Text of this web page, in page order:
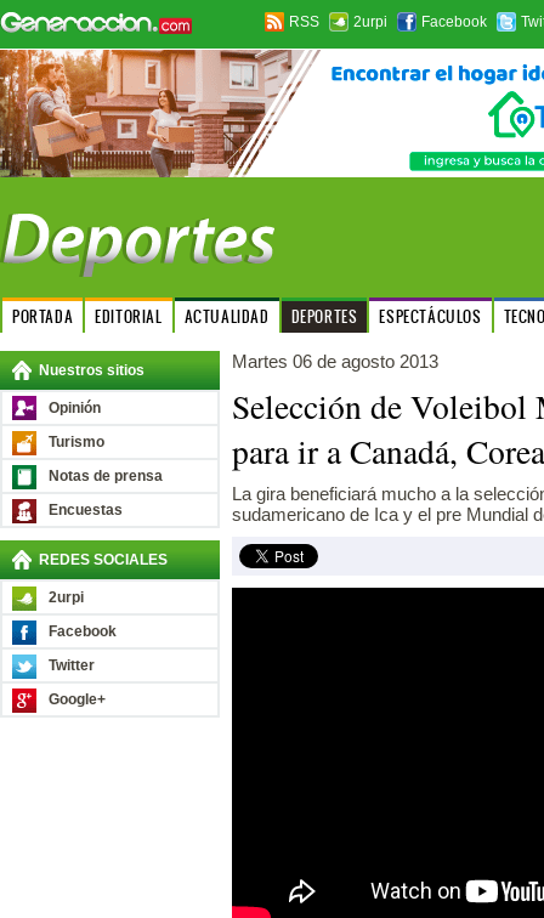
RSS 2urpi Facebook
PORTADA EDITORIAL ACTUALIDAD DEPORTES ESPECTÁCULOS
Nuestros sitios
Opinión
Turismo
Notas de prensa
Encuestas
REDES SOCIALES
2urpi
Facebook
Twitter
Google+
Martes 06 de agosto 2013
Selección de Voleibol
para ir a Canadá,
La gira beneficiará mucho a la
sudamericano de Ica y el pre Mundial